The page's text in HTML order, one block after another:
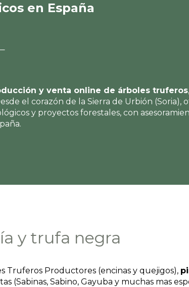
en España
y venta online de árboles truferos,
el corazón de la Sierra de Urbión (Soria),
y proyectos forestales, con
y trufa negra
Truferos Productores (encinas y quejigos),
(Sabinas, Sabino, Gayuba y muchas mas